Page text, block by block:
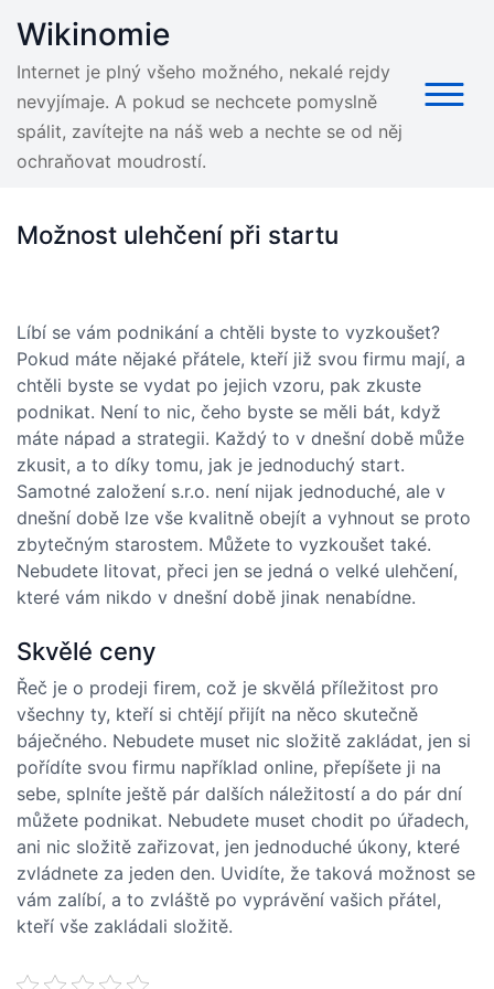
content
Wikinomie
Internet je plný všeho možného, nekalé rejdy
nevyjímaje. A pokud se nechcete pomyslně
spálit, zavítejte na náš web a nechte se od něj
ochraňovat moudrostí.
Možnost ulehčení při startu
Líbí se vám podnikání a chtěli byste to vyzkoušet?
Pokud máte nějaké přátele, kteří již svou firmu mají, a
chtěli byste se vydat po jejich vzoru, pak zkuste
podnikat. Není to nic, čeho byste se měli bát, když
máte nápad a strategii. Každý to v dnešní době může
zkusit, a to díky tomu, jak je jednoduchý start.
Samotné založení s.r.o. není nijak jednoduché, ale v
dnešní době lze vše kvalitně obejít a vyhnout se proto
zbytečným starostem. Můžete to vyzkoušet také.
Nebudete litovat, přeci jen se jedná o velké ulehčení,
které vám nikdo v dnešní době jinak nenabídne.
Skvělé ceny
Řeč je o prodeji firem, což je skvělá příležitost pro
všechny ty, kteří si chtějí přijít na něco skutečně
báječného. Nebudete muset nic složitě zakládat, jen si
pořídíte svou firmu například online, přepíšete ji na
sebe, splníte ještě pár dalších náležitostí a do pár dní
můžete podnikat. Nebudete muset chodit po úřadech,
ani nic složitě zařizovat, jen jednoduché úkony, které
zvládnete za jeden den. Uvidíte, že taková možnost se
vám zalíbí, a to zvláště po vyprávění vašich přátel,
kteří vše zakládali složitě.